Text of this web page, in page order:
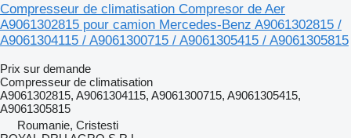
Compresseur de climatisation Compresor de Aer
A9061302815 pour camion Mercedes-Benz A9061302815 /
A9061304115 / A9061300715 / A9061305415 / A9061305815
Prix sur demande
Compresseur de climatisation
A9061302815, A9061304115, A9061300715, A9061305415,
A9061305815
Roumanie, Cristesti